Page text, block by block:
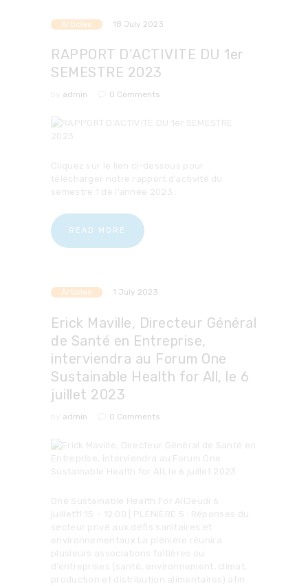
Articles 18 July 2023
RAPPORT D’ACTIVITE DU 1er
SEMESTRE 2023
admin 0 Comments
Cliquez sur le lien ci-dessous pour
télécharger notre rapport d’activité du
semestre 1 de l’année 2023 :
READ MORE
Articles 1 July 2023
Erick Maville, Directeur Général
de Santé en Entreprise,
interviendra au Forum One
Sustainable Health for All, le 6
juillet 2023
admin 0 Comments
One Sustainable Health For AllJeudi 6
juillet11:15 – 12:00 | PLÉNIÈRE 5 : Réponses du
secteur privé aux défis sanitaires et
environnementaux La plénière réunira
plusieurs associations faîtières ou
d’entreprises (santé, environnement, climat,
production et distribution alimentaires) afin